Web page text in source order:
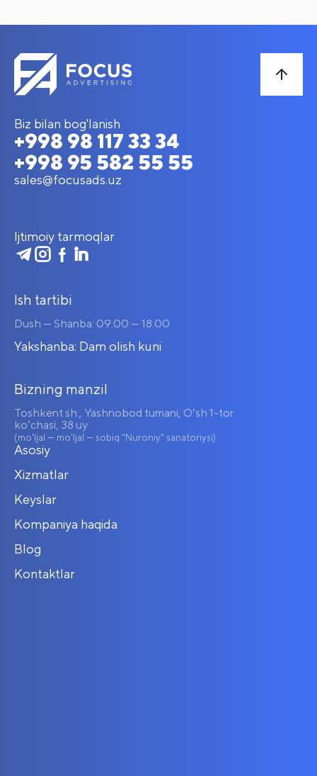
Biz bilan bog'lanish
+998 98 117 33 34
+998 95 582 55 55
sales@focusads.uz
Ijtimoiy tarmoqlar
Ish tartibi
Dush — Shanba: 09:00 — 18:00
Yakshanba: Dam olish kuni
Bizning manzil
Toshkent sh., Yashnobod tumani, Oʻsh 1-tor
koʻchasi, 38 uy
(mo'ljal — mo'ljal — sobiq "Nuroniy" sanatoriysi)
Asosiy
Xizmatlar
Keyslar
Kompaniya haqida
Blog
Kontaktlar